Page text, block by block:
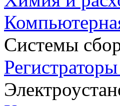
Системы